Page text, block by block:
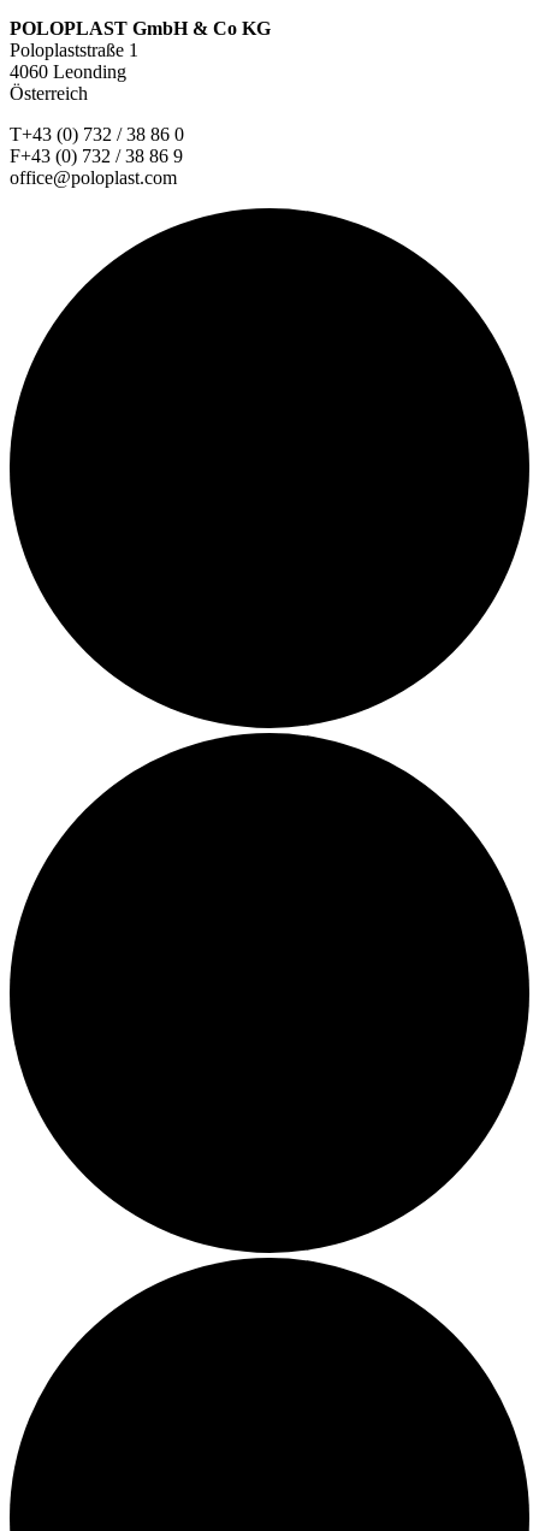
POLOPLAST GmbH & Co KG
Poloplaststraße 1
4060 Leonding
Österreich
T+43 (0) 732 / 38 86 0
F+43 (0) 732 / 38 86 9
office@poloplast.com